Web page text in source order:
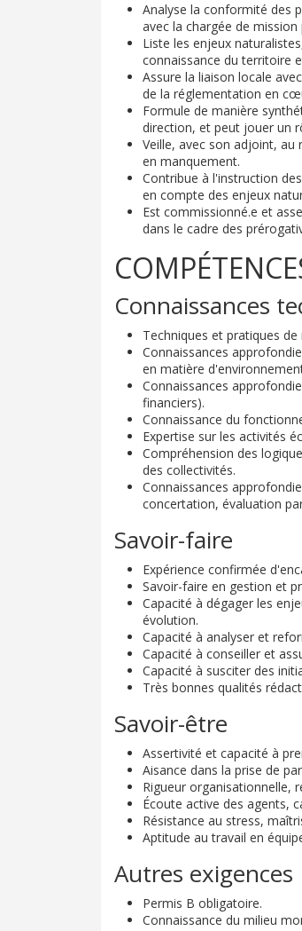
Analyse la conformité des
avec la chargée de
Liste les enjeux
connaissance du territoire
Assure la liaison locale
de la réglementation en
Formule de manière
direction, et peut jouer un
Veille, avec son adjoint,
en manquement.
Contribue à l'instruction
en compte des enjeux
Est commissionné.e et
dans le cadre des
Connaissances
Techniques et pratiques
Connaissances
en matière
Connaissances
financiers).
Connaissance du
Expertise sur les activités
Compréhension des
des collectivités.
Connaissances
concertation, évaluation
Savoir-faire
Expérience confirmée
Savoir-faire en gestion et
Capacité à dégager les
évolution.
Capacité à analyser et
Capacité à conseiller et
Capacité à susciter des
Très bonnes qualités
Savoir-être
Assertivité et capacité à
Aisance dans la prise de
Rigueur organisationnelle,
Écoute active des agents,
Résistance au stress,
Aptitude au travail en
Autres exigences
Permis B obligatoire.
Connaissance du milieu